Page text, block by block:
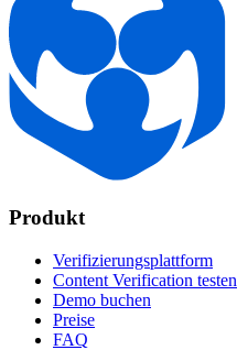
Produkt
Verifizierungsplattform
Content Verification testen
Demo buchen
Preise
FAQ